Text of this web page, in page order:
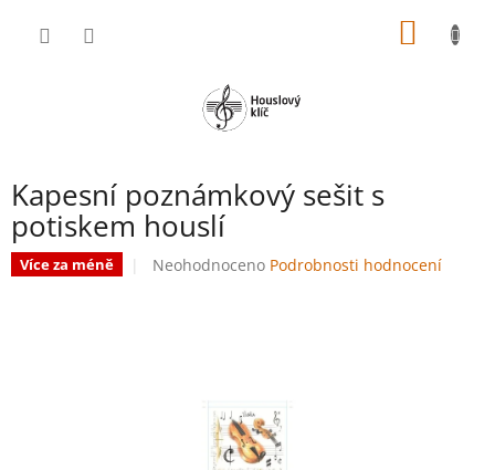
Kapesní poznámkový sešit s
potiskem houslí
Více za méně
Průměrné
hvězdiček.
Neohodnoceno Podrobnosti hodnocení